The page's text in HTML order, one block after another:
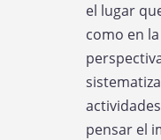
el lugar
como en
pensar el